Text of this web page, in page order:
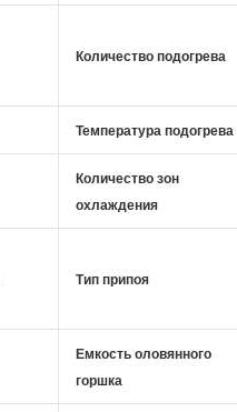
Количество подогрева
Температура подогрева
Количество зон
охлаждения
Тип припоя
Емкость оловянного
горшка